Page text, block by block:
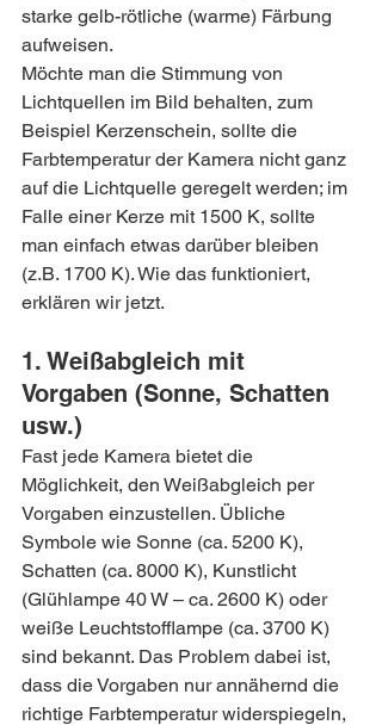
starke gelb-rötliche (warme) Färbung
aufweisen.
Möchte man die Stimmung von
Lichtquellen im Bild behalten, zum
Beispiel Kerzenschein, sollte die
Farbtemperatur der Kamera nicht ganz
auf die Lichtquelle geregelt werden; im
Falle einer Kerze mit 1500 K, sollte
man einfach etwas darüber bleiben
(z.B. 1700 K). Wie das funktioniert,
erklären wir jetzt.
1. Weißabgleich mit
Vorgaben (Sonne, Schatten
usw.)
Fast jede Kamera bietet die
Möglichkeit, den Weißabgleich per
Vorgaben einzustellen. Übliche
Symbole wie Sonne (ca. 5200 K),
Schatten (ca. 8000 K), Kunstlicht
(Glühlampe 40 W – ca. 2600 K) oder
weiße Leuchtstofflampe (ca. 3700 K)
sind bekannt. Das Problem dabei ist,
dass die Vorgaben nur annähernd die
richtige Farbtemperatur widerspiegeln,